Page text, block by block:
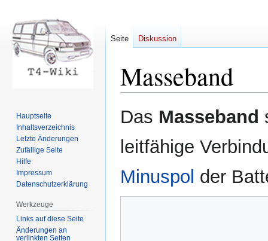
Masseband
Zur
Navigation
Zur
Suche
Das Masseband
leitfähige
Minuspol der
Seite Diskussion
Hauptseite
Inhaltsverzeichnis
Letzte Änderungen
Zufällige Seite
Hilfe
Impressum
Datenschutzerklärung
Werkzeuge
Links auf diese Seite
Änderungen an
verlinkten Seiten